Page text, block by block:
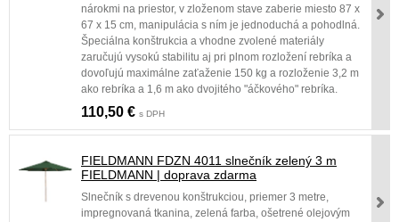
nárokmi na priestor, v zloženom stave zaberie miesto 87 x
67 x 15 cm, manipulácia s ním je jednoduchá a pohodlná.
Špeciálna konštrukcia a vhodne zvolené materiály
zaručujú vysokú stabilitu aj pri plnom rozložení rebríka a
dovoľujú maximálne zaťaženie 150 kg a rozloženie 3,2 m
ako rebríka a 1,6 m ako dvojitého "áčkového" rebríka.
110,50 € s DPH
FIELDMANN FDZN 4011 slnečník zelený 3 m
FIELDMANN | doprava zdarma
Slnečník s drevenou konštrukciou, priemer 3 metre,
impregnovaná tkanina, zelená farba, ošetrené olejovým